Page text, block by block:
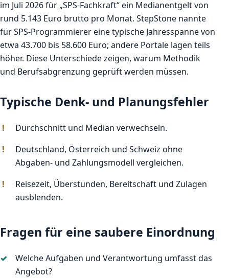
im Juli 2026 für „SPS-Fachkraft“ ein Medianentgelt von
rund 5.143 Euro brutto pro Monat. StepStone nannte
für SPS-Programmierer eine typische Jahresspanne von
etwa 43.700 bis 58.600 Euro; andere Portale lagen teils
höher. Diese Unterschiede zeigen, warum Methodik
und Berufsabgrenzung geprüft werden müssen.
Typische Denk- und Planungsfehler
Durchschnitt und Median verwechseln.
Deutschland, Österreich und Schweiz ohne
Abgaben- und Zahlungsmodell vergleichen.
Reisezeit, Überstunden, Bereitschaft und Zulagen
ausblenden.
Fragen für eine saubere Einordnung
Welche Aufgaben und Verantwortung umfasst das
Angebot?